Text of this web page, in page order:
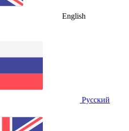
English
Русский